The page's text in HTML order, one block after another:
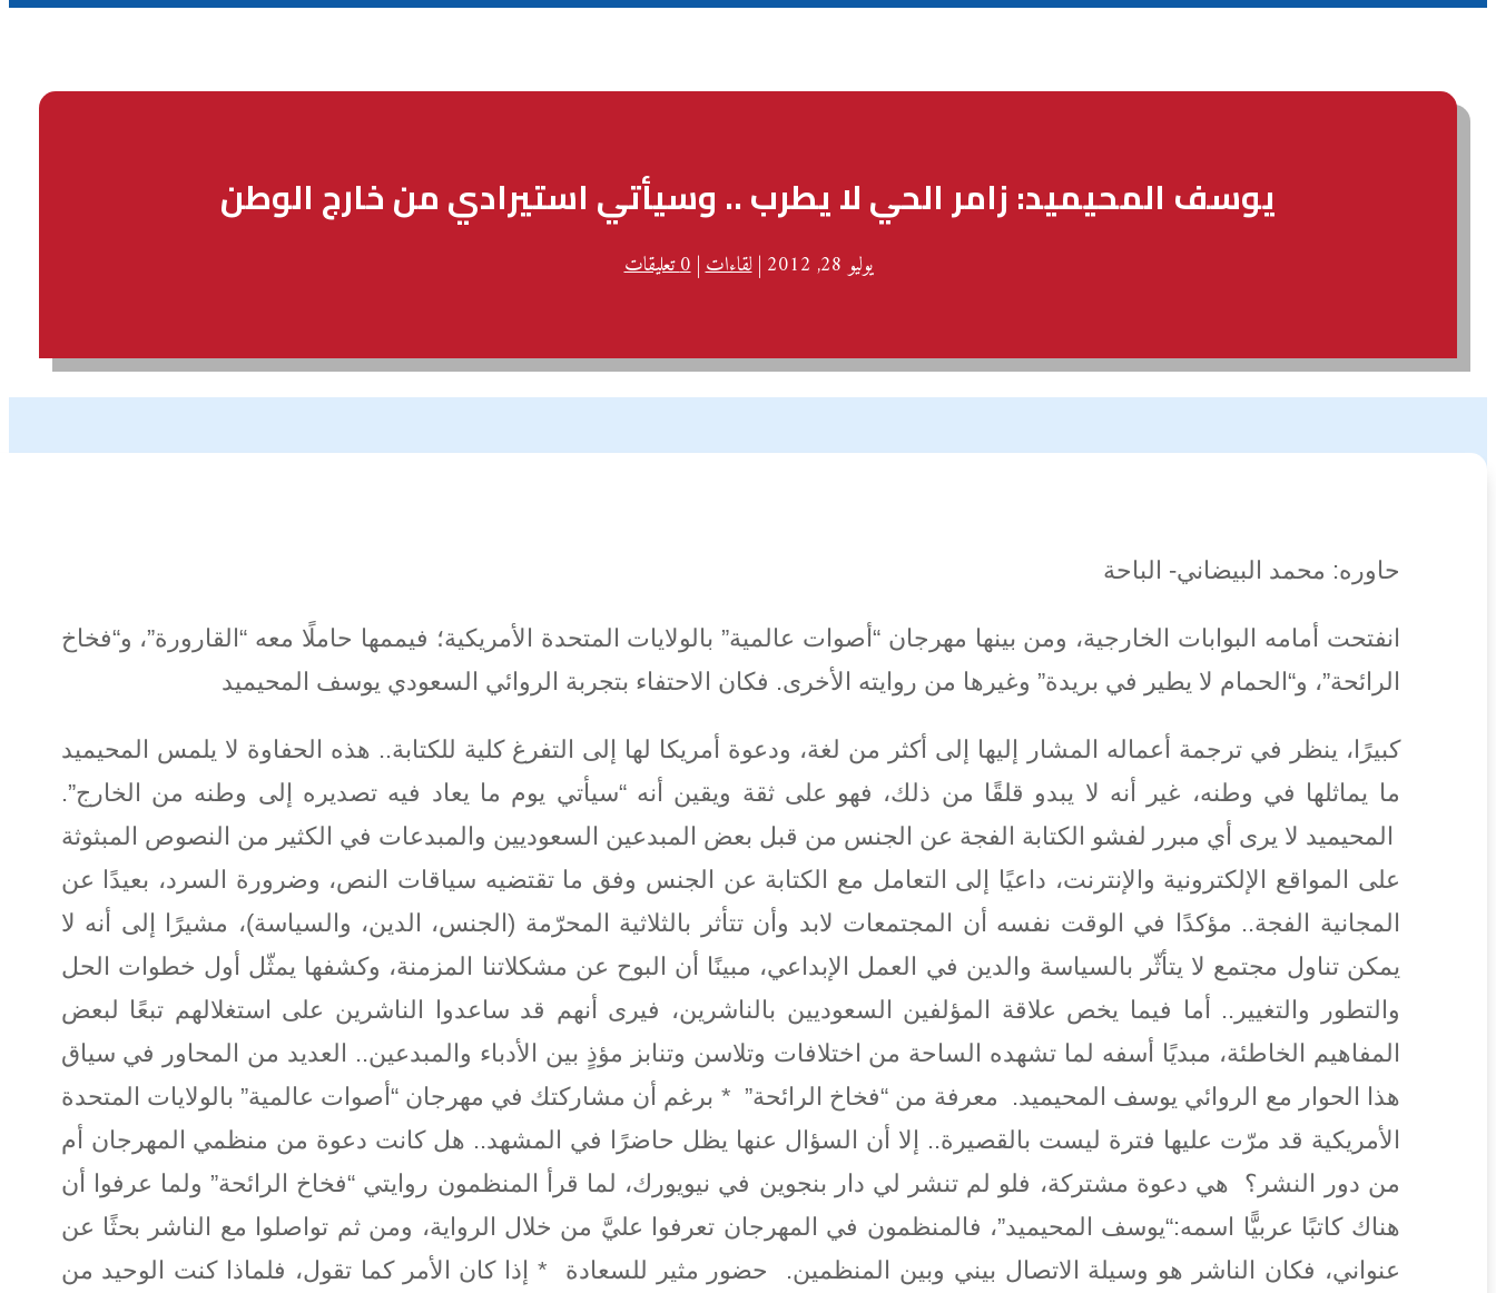
يوسف المحيميد: زامر الحي لا يطرب .. وسيأتي استيرادي من خارج الوطن
يوليو 28, 2012 |لقاءات|0 تعليقات
حاوره: محمد البيضاني- الباحة
انفتحت أمامه البوابات الخارجية، ومن بينها مهرجان “أصوات عالمية” بالولايات المتحدة الأمريكية؛ فيممها حاملًا معه “القارورة”، و“فخاخ
الرائحة”، و“الحمام لا يطير في بريدة” وغيرها من روايته الأخرى. فكان الاحتفاء بتجربة الروائي السعودي يوسف المحيميد
كبيرًا، ينظر في ترجمة أعماله المشار إليها إلى أكثر من لغة، ودعوة أمريكا لها إلى التفرغ كلية للكتابة.. هذه الحفاوة لا يلمس المحيميد
ما يماثلها في وطنه، غير أنه لا يبدو قلقًا من ذلك، فهو على ثقة ويقين أنه “سيأتي يوم ما يعاد فيه تصديره إلى وطنه من الخارج”.
المحيميد لا يرى أي مبرر لفشو الكتابة الفجة عن الجنس من قبل بعض المبدعين السعوديين والمبدعات في الكثير من النصوص المبثوثة
على المواقع الإلكترونية والإنترنت، داعيًا إلى التعامل مع الكتابة عن الجنس وفق ما تقتضيه سياقات النص، وضرورة السرد، بعيدًا عن
المجانية الفجة.. مؤكدًا في الوقت نفسه أن المجتمعات لابد وأن تتأثر بالثلاثية المحرّمة (الجنس، الدين، والسياسة)، مشيرًا إلى أنه لا
يمكن تناول مجتمع لا يتأثّر بالسياسة والدين في العمل الإبداعي، مبينًا أن البوح عن مشكلاتنا المزمنة، وكشفها يمثّل أول خطوات الحل
والتطور والتغيير.. أما فيما يخص علاقة المؤلفين السعوديين بالناشرين، فيرى أنهم قد ساعدوا الناشرين على استغلالهم تبعًا لبعض
المفاهيم الخاطئة، مبديًا أسفه لما تشهده الساحة من اختلافات وتلاسن وتنابز مؤذٍ بين الأدباء والمبدعين.. العديد من المحاور في سياق
هذا الحوار مع الروائي يوسف المحيميد. معرفة من “فخاخ الرائحة” * برغم أن مشاركتك في مهرجان “أصوات عالمية” بالولايات المتحدة
الأمريكية قد مرّت عليها فترة ليست بالقصيرة.. إلا أن السؤال عنها يظل حاضرًا في المشهد.. هل كانت دعوة من منظمي المهرجان أم
من دور النشر؟ هي دعوة مشتركة، فلو لم تنشر لي دار بنجوين في نيويورك، لما قرأ المنظمون روايتي “فخاخ الرائحة” ولما عرفوا أن
هناك كاتبًا عربيًّا اسمه:“يوسف المحيميد”، فالمنظمون في المهرجان تعرفوا عليَّ من خلال الرواية، ومن ثم تواصلوا مع الناشر بحثًا عن
عنواني، فكان الناشر هو وسيلة الاتصال بيني وبين المنظمين. حضور مثير للسعادة * إذا كان الأمر كما تقول، فلماذا كنت الوحيد من